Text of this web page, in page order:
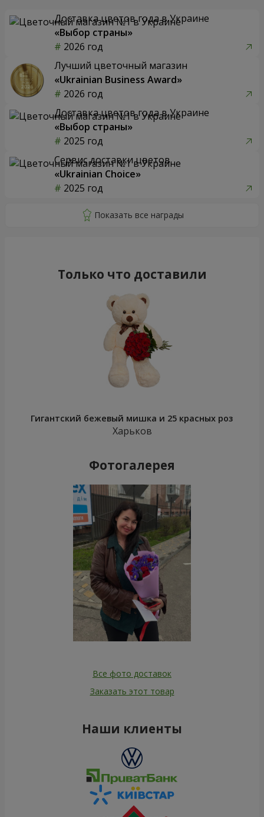
Доставка цветов года в Украине
«Выбор страны»
2026 год
Лучший цветочный магазин
«Ukrainian Business Award»
2026 год
Доставка цветов года в Украине
«Выбор страны»
2025 год
Сервис доставки цветов
«Ukrainian Choice»
2025 год
Только что доставили
Гигантский бежевый мишка и 25 красных роз
Харьков
Фотогалерея
Все фото доставок
Заказать этот товар
Наши клиенты